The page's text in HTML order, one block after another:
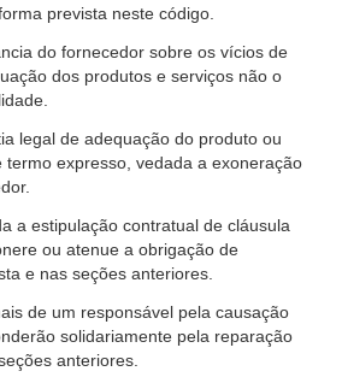
prevista neste código.
do fornecedor sobre os vícios de
dos produtos e serviços não o
legal de adequação do produto ou
termo expresso, vedada a exoneração
a estipulação contratual de cláusula
ou atenue a obrigação de
e nas seções anteriores.
de um responsável pela causação
solidariamente pela reparação
anteriores.